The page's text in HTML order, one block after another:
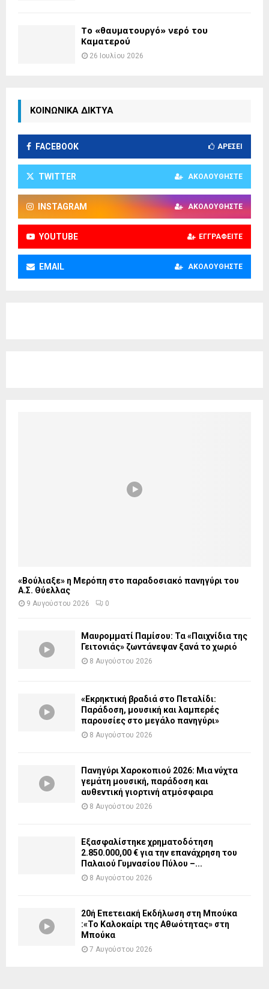
Το «θαυματουργό» νερό του
Καματερού
26 Ιουλίου 2026
ΚΟΙΝΩΝΙΚΑ ΔΙΚΤΥΑ
FACEBOOK ΑΡΈΣΕΙ
TWITTER ΑΚΟΛΟΥΘΉΣΤΕ
INSTAGRAM ΑΚΟΛΟΥΘΉΣΤΕ
YOUTUBE ΕΓΓΡΑΦΕΊΤΕ
EMAIL ΑΚΟΛΟΥΘΉΣΤΕ
«Βούλιαξε» η Μερόπη στο παραδοσιακό πανηγύρι του
Α.Σ. Θύελλας
9 Αυγούστου 2026 0
Μαυρομματί Παμίσου: Τα «Παιχνίδια της
Γειτονιάς» ζωντάνεψαν ξανά το χωριό
8 Αυγούστου 2026
«Εκρηκτική βραδιά στο Πεταλίδι:
Παράδοση, μουσική και λαμπερές
παρουσίες στο μεγάλο πανηγύρι»
8 Αυγούστου 2026
Πανηγύρι Χαροκοπιού 2026: Μια νύχτα
γεμάτη μουσική, παράδοση και
αυθεντική γιορτινή ατμόσφαιρα
8 Αυγούστου 2026
Εξασφαλίστηκε χρηματοδότηση
2.850.000,00 € για την επανάχρηση του
Παλαιού Γυμνασίου Πύλου –...
8 Αυγούστου 2026
20ή Επετειακή Εκδήλωση στη Μπούκα
:«Το Καλοκαίρι της Αθωότητας» στη
Μπούκα
7 Αυγούστου 2026